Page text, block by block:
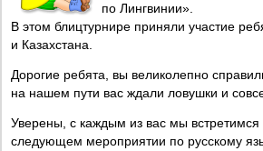
по Лингвинии».
В этом блицтурнире приняли участие
и Казахстана.
Дорогие ребята, вы великолепно
на нашем пути вас ждали ловушки и
Уверены, с каждым из вас мы встретимся
следующем мероприятии по русскому